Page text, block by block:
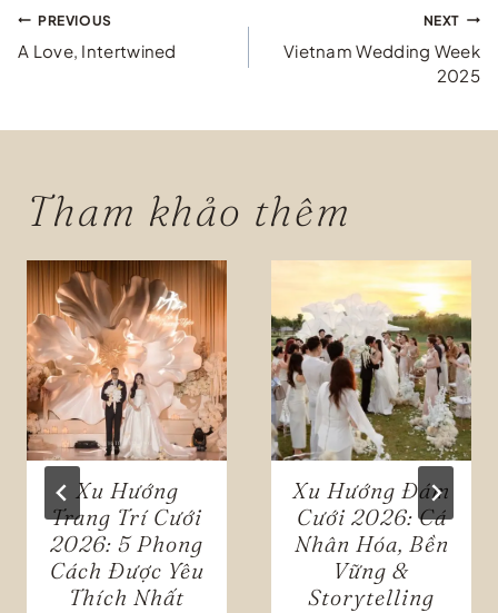
Điều
hướng
bài
PREVIOUS
A Love, Intertwined
NEXT
Vietnam Wedding Week
2025
Tham khảo thêm
Xu Hướng
Trang Trí Cưới
2026: 5 Phong
Cách Được Yêu
Thích Nhất
Xu Hướng Đám
Cưới 2026: Cá
Nhân Hóa, Bền
Vững &
Storytelling